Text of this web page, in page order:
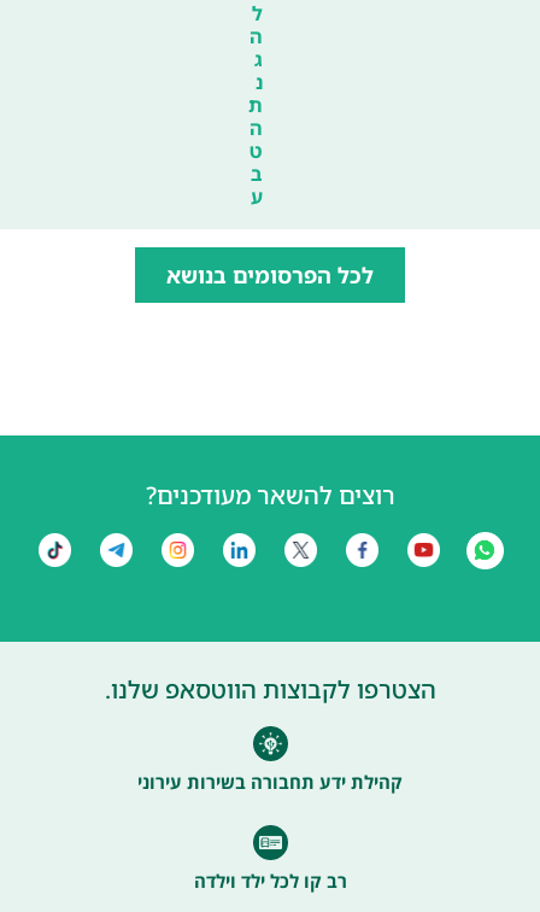
ל
ה
ג
נ
ת
ה
ט
ב
ע
לכל הפרסומים בנושא
רוצים להשאר מעודכנים?
הצטרפו לקבוצות הווטסאפ שלנו.
קהילת ידע תחבורה בשירות עירוני
רב קו לכל ילד וילדה